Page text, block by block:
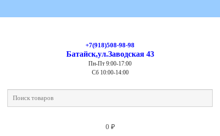
+7(918)508-98-98
Батайск,ул.Заводская 43
Пн-Пт 9:00-17:00
Сб 10:00-14:00
0 ₽